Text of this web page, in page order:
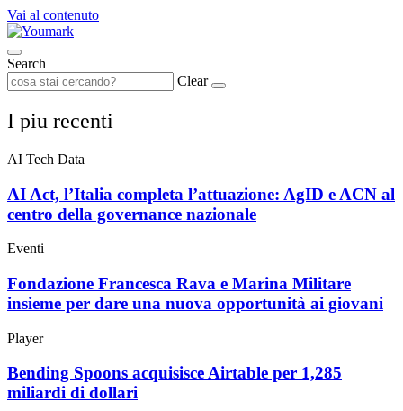
Vai al contenuto
Search
Clear
I piu recenti
AI Tech Data
AI Act, l’Italia completa l’attuazione: AgID e ACN al
centro della governance nazionale
Eventi
Fondazione Francesca Rava e Marina Militare
insieme per dare una nuova opportunità ai giovani
Player
Bending Spoons acquisisce Airtable per 1,285
miliardi di dollari